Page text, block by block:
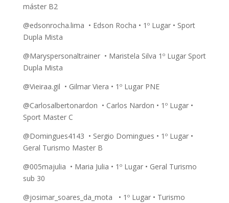
máster B2
@edsonrocha.lima • Edson Rocha • 1º Lugar • Sport
Dupla Mista
@Maryspersonaltrainer • Maristela Silva 1º Lugar Sport
Dupla Mista
@Vieiraa.gil • Gilmar Viera • 1º Lugar PNE
@Carlosalbertonardon • Carlos Nardon • 1º Lugar •
Sport Master C
@Domingues4143 • Sergio Domingues • 1º Lugar •
Geral Turismo Master B
@005majulia • Maria Julia • 1º Lugar • Geral Turismo
sub 30
@josimar_soares_da_mota • 1º Lugar • Turismo